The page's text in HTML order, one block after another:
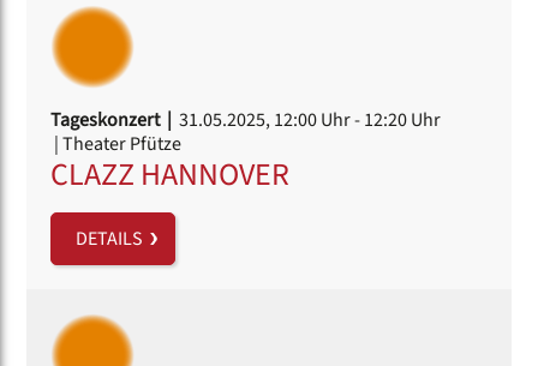
Tageskonzert | 31.05.2025, 12:00 Uhr- 12:20 Uhr
| Theater Pfütze
CLAZZ HANNOVER
DETAILS